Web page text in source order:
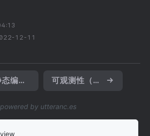
12-11
Go 静态编译 和 CGO 可观测性（二）Metrics & Prometheus →